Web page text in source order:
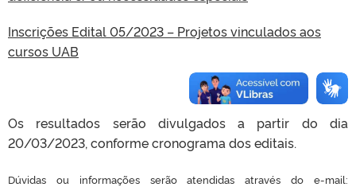
Inscrições Edital 05/2023 – Projetos vinculados aos
cursos UAB
Os resultados serão divulgados a partir do dia
20/03/2023, conforme cronograma dos editais.
Dúvidas ou informações serão atendidas através do e-mail: